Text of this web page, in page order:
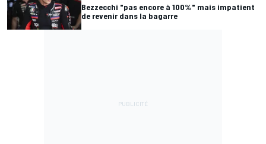
Bezzecchi "pas encore à 100%" mais impatient
de revenir dans la bagarre